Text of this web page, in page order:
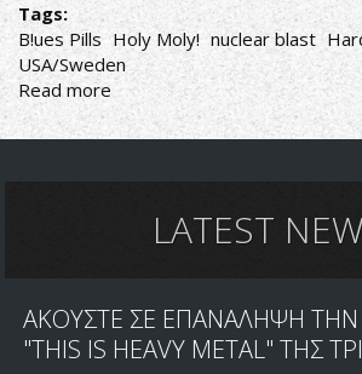
Tags:
B!ues Pills ‎Holy Moly! nuclear blast
USA/Sweden
Read more about
B!ues
Pills-
LATEST
ΑΚΟΥΣΤΕ ΣΕ ΕΠΑΝΑΛΗΨΗ
"THIS IS HEAVY METAL" ΤΗΣ